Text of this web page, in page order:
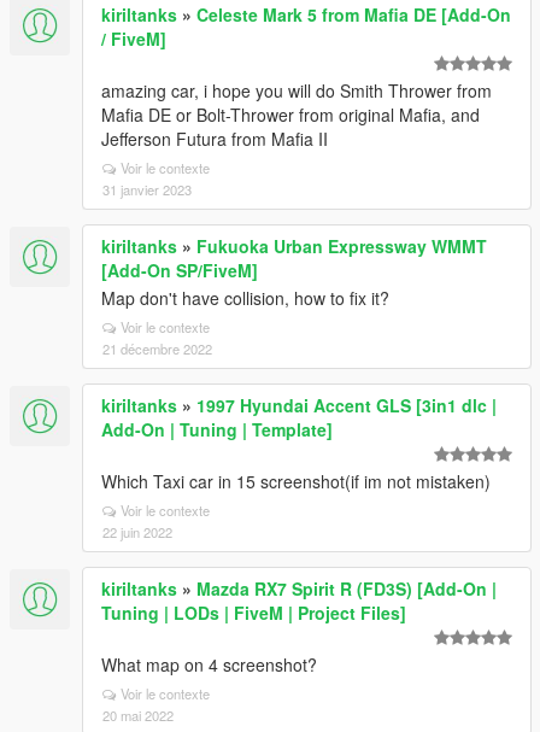
kiriltanks » Celeste Mark 5 from Mafia DE [Add-On
/ FiveM]
amazing car, i hope you will do Smith Thrower from
Mafia DE or Bolt-Thrower from original Mafia, and
Jefferson Futura from Mafia II
Voir le contexte
31 janvier 2023
kiriltanks » Fukuoka Urban Expressway WMMT
[Add-On SP/FiveM]
Map don't have collision, how to fix it?
Voir le contexte
21 décembre 2022
kiriltanks » 1997 Hyundai Accent GLS [3in1 dlc |
Add-On | Tuning | Template]
Which Taxi car in 15 screenshot(if im not mistaken)
Voir le contexte
22 juin 2022
kiriltanks » Mazda RX7 Spirit R (FD3S) [Add-On |
Tuning | LODs | FiveM | Project Files]
What map on 4 screenshot?
Voir le contexte
20 mai 2022